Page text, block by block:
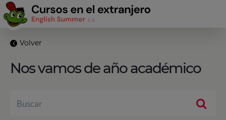
Volver
Nos vamos de año académico